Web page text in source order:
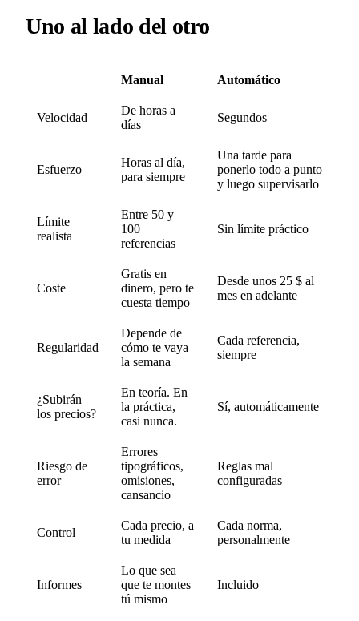
Uno al lado del otro
Manual Automático
Velocidad
De horas a
días
Segundos
Esfuerzo
Horas al día,
para siempre
Una tarde para
ponerlo todo a punto
y luego supervisarlo
Límite
realista
Entre 50 y
100
referencias
Sin límite práctico
Coste
Gratis en
dinero, pero te
cuesta tiempo
Desde unos 25 $ al
mes en adelante
Regularidad
Depende de
cómo te vaya
la semana
Cada referencia,
siempre
¿Subirán
los precios?
En teoría. En
la práctica,
casi nunca.
Sí, automáticamente
Riesgo de
error
Errores
tipográficos,
omisiones,
cansancio
Reglas mal
configuradas
Control
Cada precio, a
tu medida
Cada norma,
personalmente
Informes
Lo que sea
que te montes
tú mismo
Incluido